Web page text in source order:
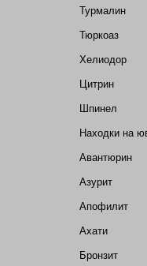
Турмалин
Тюркоаз
Хелиодор
Цитрин
Шпинел
Находки на
Авантюрин
Азурит
Апофилит
Ахати
Бронзит